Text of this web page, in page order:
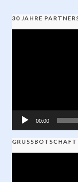
30 JAHRE
00:00
GRUSSBOTSCHAFT